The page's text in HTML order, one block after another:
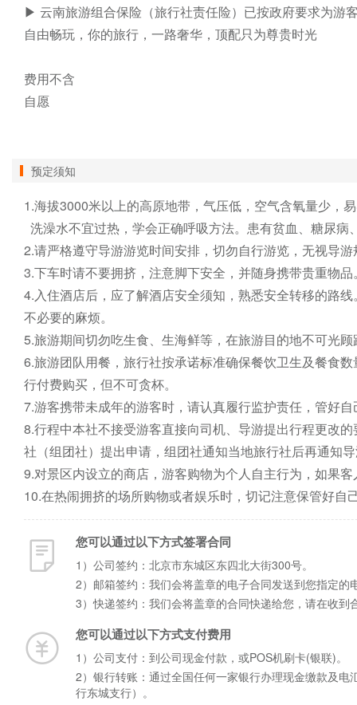
▶ 云南旅游组合保险（旅行社责任险）已按政府要求为游
自由畅玩，你的旅行，一路奢华，顶配只为尊贵时光
费用不含
自愿
预定须知
1.海拔3000米以上的高原地带，气压低，空气含氧量少，
洗澡水不宜过热，学会正确呼吸方法。患有贫血、糖尿
2.请严格遵守导游游览时间安排，切勿自行游览，无视导
3.下车时请不要拥挤，注意脚下安全，并随身携带贵重物
4.入住酒店后，应了解酒店安全须知，熟悉安全转移的路
不必要的麻烦。
5.旅游期间切勿吃生食、生海鲜等，在旅游目的地不可光
6.旅游团队用餐，旅行社按承诺标准确保餐饮卫生及餐食
行付费购买，但不可贪杯。
7.游客携带未成年的游客时，请认真履行监护责任，管好
8.行程中本社不接受游客直接向司机、导游提出行程更改
社（组团社）提出申请，组团社通知当地旅行社后再通知
9.对景区内设立的商店，游客购物为个人自主行为，如果
10.在热闹拥挤的场所购物或者娱乐时，切记注意保管好自
您可以通过以下方式签署合同
1）公司签约：北京市东城区东四北大街300号。
2）邮箱签约：我们会将盖章的电子合同发送到您指定
3）快递签约：我们会将盖章的合同快递给您，请在收
您可以通过以下方式支付费用
1）公司支付：到公司现金付款，或POS机刷卡(银联)。
2）银行转账：通过全国任何一家银行办理现金缴款及
行东城支行）。